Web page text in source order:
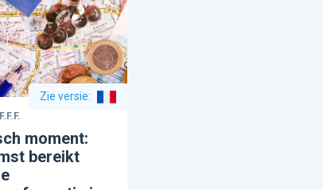
Zie versie:
F.F.F.
moment:
bereikt